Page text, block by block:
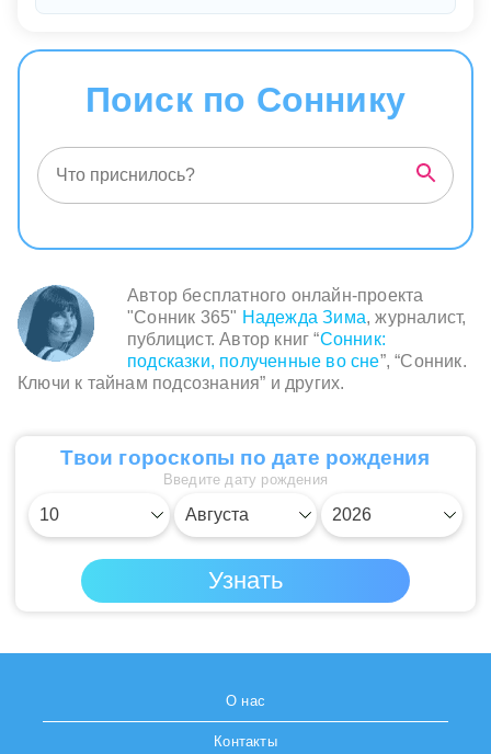
Ваш сон о съемках фильма в условиях
внутреннего состояния. Здания, охваченные
символы хаоса и неопределенности,
возможно, в вашей жизни или на работе.
Размытие границ между реальностью и
съемками может указывать на вашу текущую
путаницу или стресс. Разбежавшаяся
съемочная группа говорит о чувстве
самостоятельно справляться с трудностями.
глубокого беспокойства.
Поиск по Соннику
Автор бесплатного онлайн-проекта
"Сонник 365" Надежда Зима, журналист,
публицист. Автор книг “Сонник:
подсказки, полученные во сне”, “Сонник.
Ключи к тайнам подсознания” и других.
Твои гороскопы по дате рождения
Введите дату рождения
О нас
Контакты